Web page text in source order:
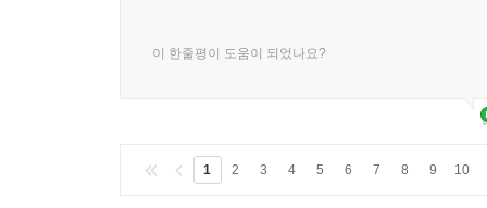
이 한줄평이 도움이 되었나요?
1 2 3 4 5 6 7 8 9 10